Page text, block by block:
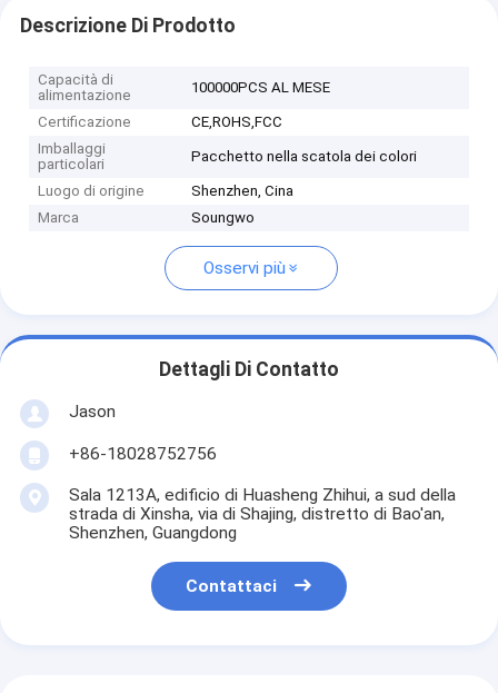
Descrizione Di Prodotto
Capacità di
alimentazione
100000PCS AL MESE
Certificazione
CE,ROHS,FCC
Imballaggi
particolari
Pacchetto nella scatola dei colori
Luogo di origine
Shenzhen, Cina
Marca
Soungwo
Osservi più
Dettagli Di Contatto
Jason
+86-18028752756
Sala 1213A, edificio di Huasheng Zhihui, a sud della
strada di Xinsha, via di Shajing, distretto di Bao'an,
Shenzhen, Guangdong
Contattaci